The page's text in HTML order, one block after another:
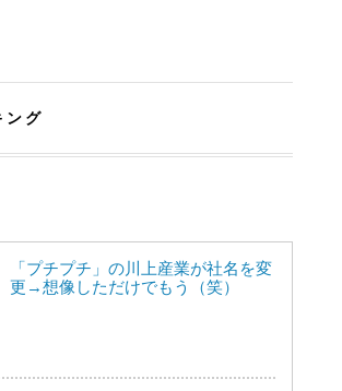
ング
「プチプチ」の川上産業が社名を変
更→想像しただけでもう（笑）